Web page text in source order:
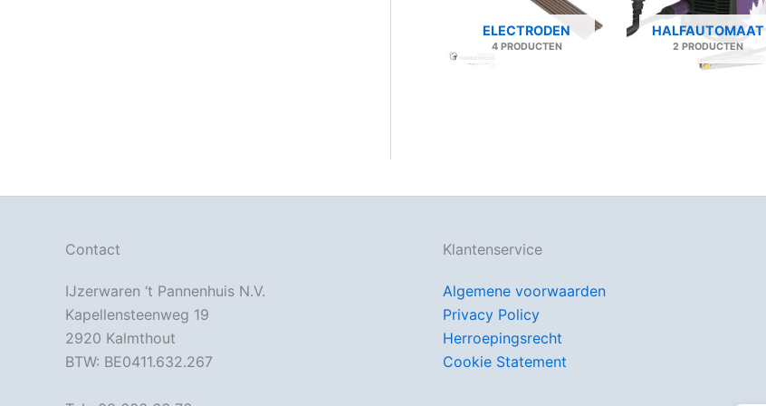
ELECTRODEN
4 PRODUCTEN
HALFAUTOMAAT
2 PRODUCTEN
Contact
IJzerwaren ‘t Pannenhuis N.V.
Kapellensteenweg 19
2920 Kalmthout
BTW: BE0411.632.267
Klantenservice
Algemene voorwaarden
Privacy Policy
Herroepingsrecht
Cookie Statement